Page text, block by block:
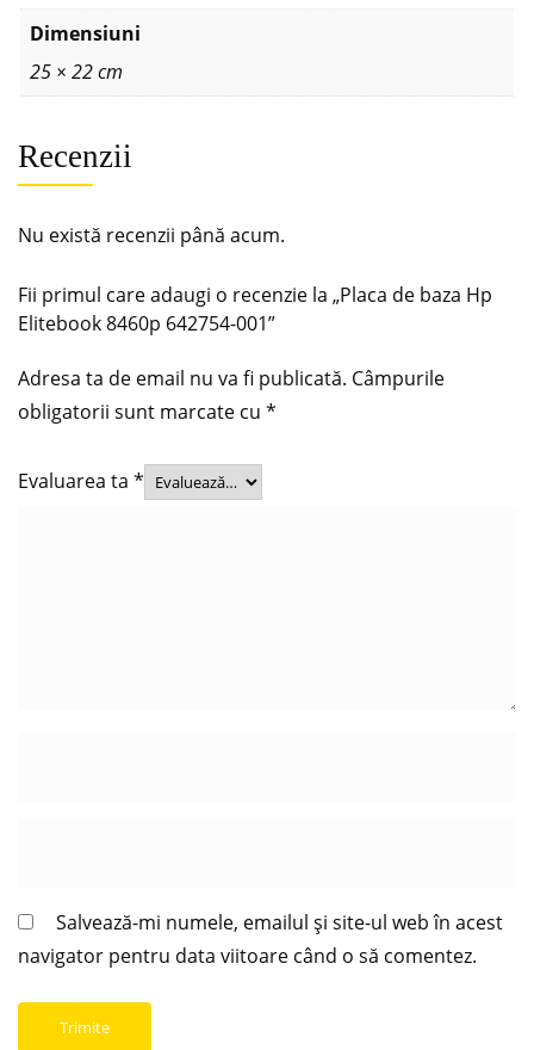
Dimensiuni
25 × 22 cm
Recenzii
Nu există recenzii până acum.
Fii primul care adaugi o recenzie la „Placa de baza Hp
Elitebook 8460p 642754-001”
Adresa ta de email nu va fi publicată. Câmpurile
obligatorii sunt marcate cu *
Evaluarea ta *
Salvează-mi numele, emailul și site-ul web în acest
navigator pentru data viitoare când o să comentez.